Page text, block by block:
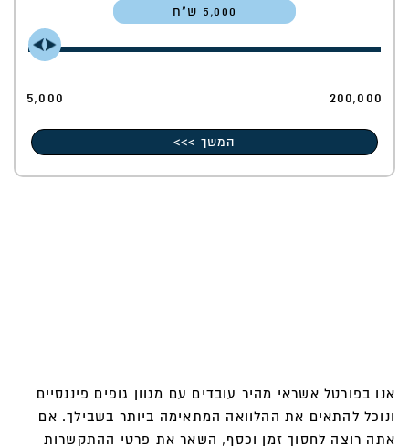
5,000
5,000 200,000
המשך >>>
אנו בפורטל אשראי מהיר עובדים עם מגוון גופים פיננסיים
ונוכל להתאים את ההלוואה המתאימה ביותר בשבילך. אם
אתה רוצה לחסוך זמן וכסף, השאר את פרטי ההתקשרות